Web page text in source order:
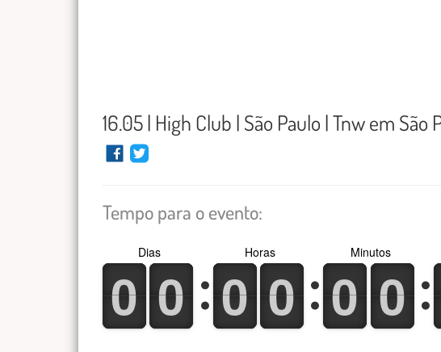
16.05 | High Club | São Paulo | Tnw em São
Tempo para o evento:
0
0
1
1 0
0
1
1
Dias
0
0
1
1 0
0
1
1
Horas
0
0
1
1 0
0
1
1
Minutos